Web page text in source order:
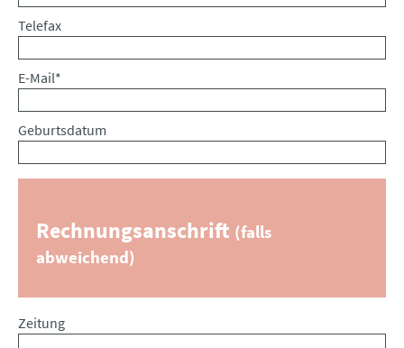
Telefax
Pflichtfeld
E-Mail*
Geburtsdatum
Rechnungsanschrift (falls
abweichend)
Zeitung